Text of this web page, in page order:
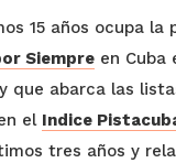
15 años ocupa la
Siempre en Cuba
que abarca las
el Indice
tres años y